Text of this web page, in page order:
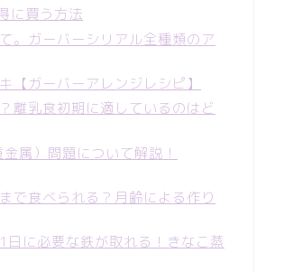
に買う方法
。ガーバーシリアル全種類のア
【ガーバーアレンジレシピ】
離乳食初期に適しているのはど
属）問題について解説！
で食べられる？月齢による作り
に必要な鉄が取れる！きなこ蒸